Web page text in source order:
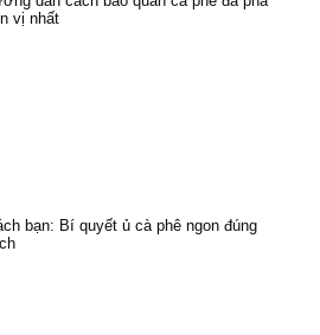
vị nhất
bạn: Bí quyết ủ cà phê ngon đúng